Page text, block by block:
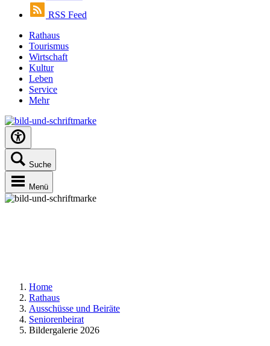
RSS Feed
Rathaus
Tourismus
Wirtschaft
Kultur
Leben
Service
Mehr
Suche
Menü
Home
Rathaus
Ausschüsse und Beiräte
Seniorenbeirat
Bildergalerie 2026